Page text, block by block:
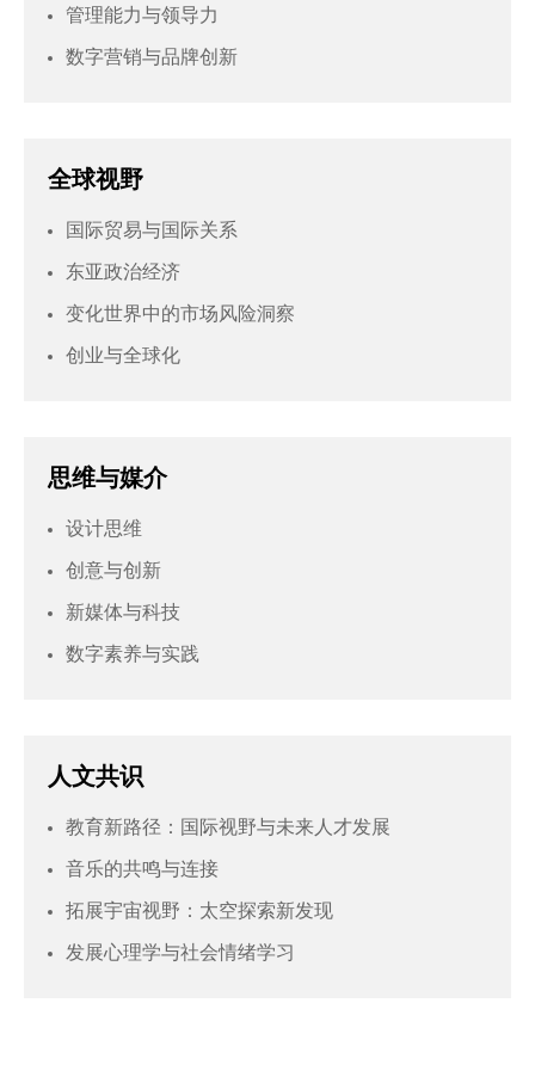
管理能力与领导力
数字营销与品牌创新
全球视野
国际贸易与国际关系
东亚政治经济
变化世界中的市场风险洞察
创业与全球化
思维与媒介
设计思维
创意与创新
新媒体与科技
数字素养与实践
人文共识
教育新路径：国际视野与未来人才发展
音乐的共鸣与连接
拓展宇宙视野：太空探索新发现
发展心理学与社会情绪学习